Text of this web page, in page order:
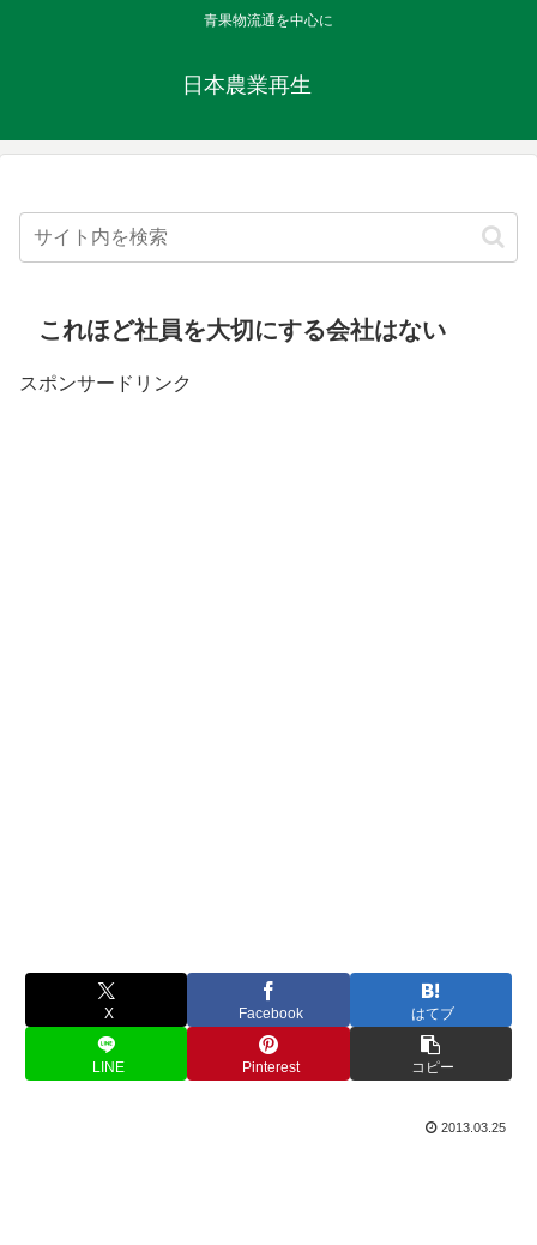
青果物流通を中心に
日本農業再生
これほど社員を大切にする会社はない
スポンサードリンク
X Facebook はてブ
LINE Pinterest コピー
2013.03.25